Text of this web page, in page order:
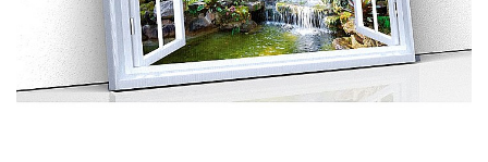
Tablouri canvas personalizate